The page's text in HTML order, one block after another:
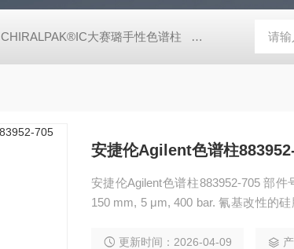
CHIRALPAK®IC大赛璐手性色谱柱 Halo C18Halo 核
安捷伦Agilent色谱柱
安捷伦Agilent色谱柱883952-705 部
150 mm, 5 μm, 400 bar. 氰基改性的
更新时间：2026-04-09